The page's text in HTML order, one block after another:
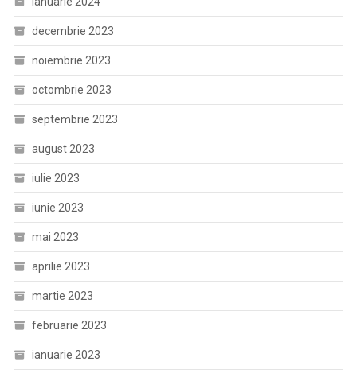
decembrie 2023
noiembrie 2023
octombrie 2023
septembrie 2023
august 2023
iulie 2023
iunie 2023
mai 2023
aprilie 2023
martie 2023
februarie 2023
ianuarie 2023